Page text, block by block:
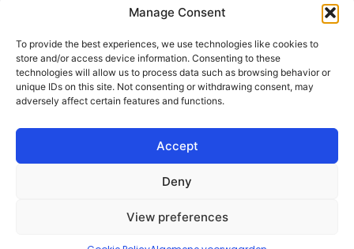
Manage Consent
To provide the best experiences, we use technologies like cookies to
store and/or access device information. Consenting to these
technologies will allow us to process data such as browsing behavior or
unique IDs on this site. Not consenting or withdrawing consent, may
adversely affect certain features and functions.
Accept
Deny
View preferences
Over
Algemene voorwaarden
Cookie beleid
Ik wil adverteren
© 2026 Risk & Business
| Design & Development door